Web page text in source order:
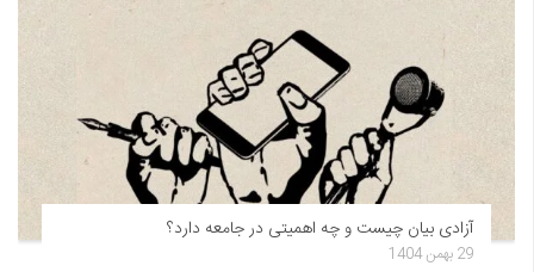
آزادی بیان چیست و چه اهمیتی در جامعه دارد؟
29 بهمن 1404